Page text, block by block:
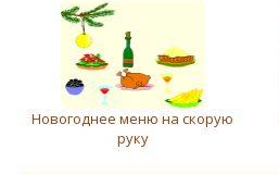
Новогоднее меню на скорую
руку